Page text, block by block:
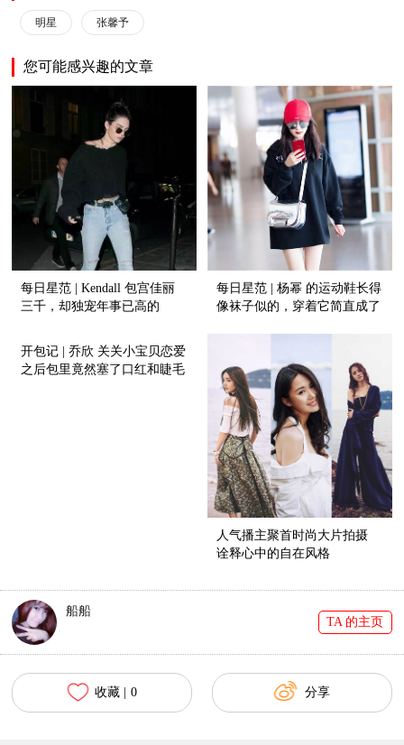
明星 张馨予
您可能感兴趣的文章
每日星范 | Kendall 包宫佳丽
三千，却独宠年事已高的
每日星范 | 杨幂 的运动鞋长得
像袜子似的，穿着它简直成了
开包记 | 乔欣 关关小宝贝恋爱
之后包里竟然塞了口红和睫毛
人气播主聚首时尚大片拍摄
诠释心中的自在风格
船船
TA 的主页
收藏 | 0 分享